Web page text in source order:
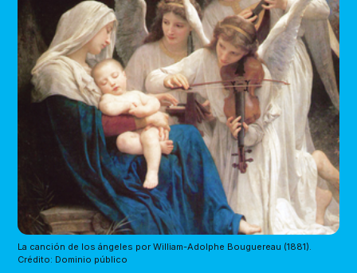
La canción de los ángeles por William-Adolphe Bouguereau (1881).
Crédito: Dominio público